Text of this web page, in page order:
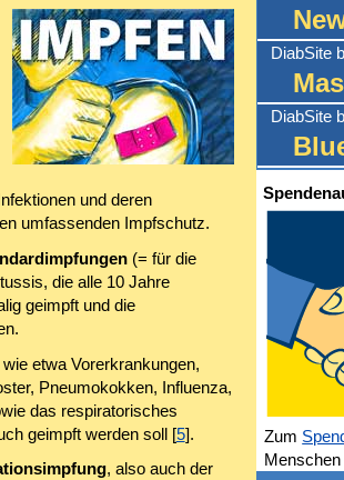
und deren
umfassenden Impfschutz.
(= für die
die alle 10 Jahre
geimpft und die
etwa Vorerkrankungen,
Pneumokokken, Influenza,
das respiratorisches
geimpft werden soll [5].
, also auch der
DiabSite
DiabSite
Zum